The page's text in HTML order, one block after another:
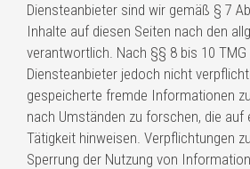
Diensteanbieter sind wir gemäß § 7
Inhalte auf diesen Seiten nach den
verantwortlich. Nach §§ 8 bis 10
Diensteanbieter jedoch nicht
gespeicherte fremde Informationen
nach Umständen zu forschen, die auf
Tätigkeit hinweisen. Verpflichtungen
Sperrung der Nutzung von